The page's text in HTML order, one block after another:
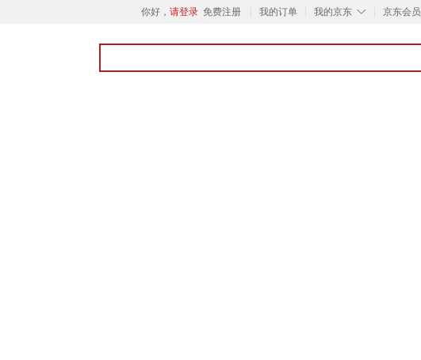
你好， 请登录 免费注册 我的订单 ◇
我的京东 京东会员